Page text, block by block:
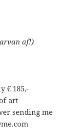
af!)
€ 185,-
art
sending me